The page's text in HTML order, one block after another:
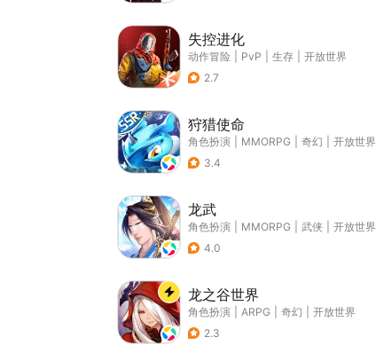
失控进化
动作冒险 PvP 生存
开放世界
2.7
狩猎使命
角色扮演 MMORPG 奇幻
开放世界
3.4
龙武
角色扮演 MMORPG 武侠
开放世界
4.0
龙之谷世界
角色扮演 ARPG 奇幻
开放世界
2.3